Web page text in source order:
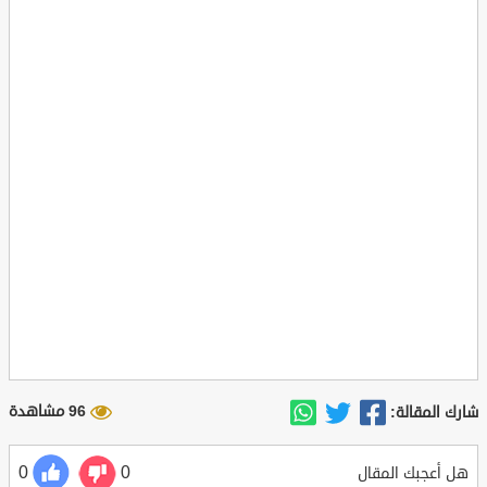
شارك المقالة: 96 مشاهدة
هل أعجبك المقال 0
0